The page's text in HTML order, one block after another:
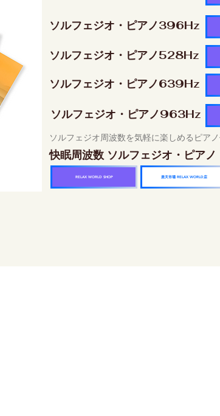
ソルフェジオ・ピアノ396Hz
ソルフェジオ・ピアノ528Hz
ソルフェジオ・ピアノ639Hz
ソルフェジオ・ピアノ963Hz
ソルフェジオ周波数を気軽に楽しめるピア
快眠周波数 ソルフェジオ・ピア
RELAX WORLD SHOP 楽天市場 RELAX WORLD店